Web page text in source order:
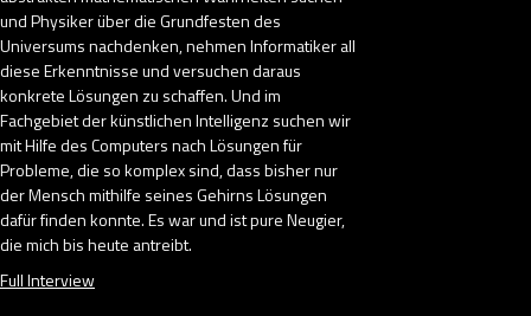
und Physiker über die Grundfesten des
Universums nachdenken, nehmen Informatiker all
diese Erkenntnisse und versuchen daraus
konkrete Lösungen zu schaffen. Und im
Fachgebiet der künstlichen Intelligenz suchen wir
mit Hilfe des Computers nach Lösungen für
Probleme, die so komplex sind, dass bisher nur
der Mensch mithilfe seines Gehirns Lösungen
dafür finden konnte. Es war und ist pure Neugier,
die mich bis heute antreibt.
Full Interview